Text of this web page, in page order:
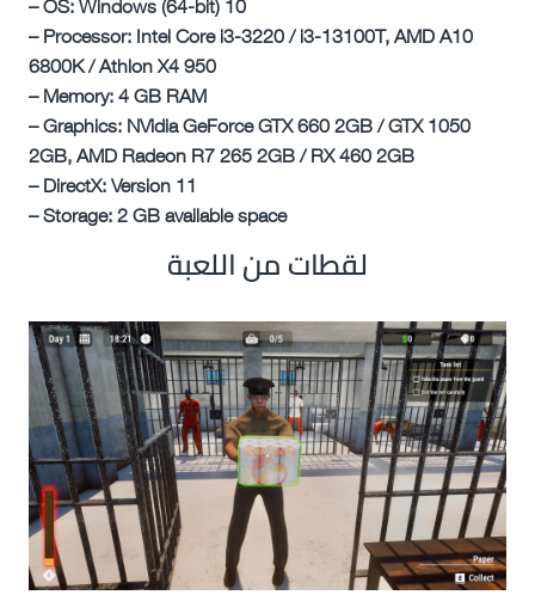
– Processor: Intel Core i3-3220 / i3-13100T, AMD A10
6800K / Athlon X4 950
– Memory: 4 GB RAM
– Graphics: NVidia GeForce GTX 660 2GB / GTX 1050
2GB, AMD Radeon R7 265 2GB / RX 460 2GB
– DirectX: Version 11
– Storage: 2 GB available space
لقطات من اللعبة